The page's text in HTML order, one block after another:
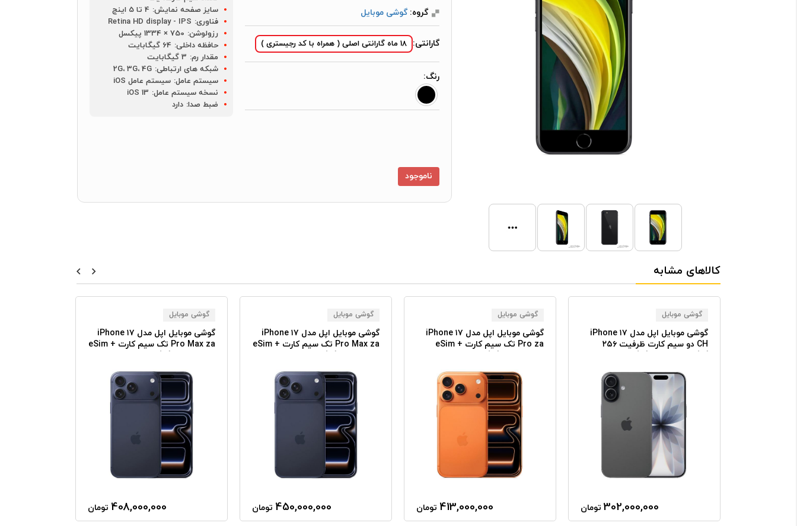
گروه:گوشی موبایل
گارانتی: 18 ماه گارانتی اصلی ( همراه با کد رجیستری )
رنگ:
سایز صفحه نمایش: 4 تا 5 اینچ
فناوری: Retina HD display - IPS
رزولوشن: 750 × 1334 پیکسل
حافظه داخلی: 64 گیگابایت
مقدار رم: 3 گیگابایت
شبکه های ارتباطی: 2G، 3G، 4G
سیستم عامل: سیستم عامل iOS
نسخه سیستم عامل: iOS 13
ضبط صدا: دارد
ناموجود
کالاهای مشابه
گوشی موبایل
گوشی موبایل اپل مدل iPhone ۱۷
CH دو سیم کارت ظرفیت ۲۵۶
302,000,000 تومان
گوشی موبایل
گوشی موبایل اپل مدل iPhone ۱۷
Pro za تک سیم کارت + eSim
413,000,000 تومان
گوشی موبایل
گوشی موبایل اپل مدل iPhone ۱۷
Pro Max za تک سیم کارت + eSim
450,000,000 تومان
گوشی موبایل
گوشی موبایل اپل مدل iPhone ۱۷
Pro Max za تک سیم کارت + eSim
408,000,000 تومان